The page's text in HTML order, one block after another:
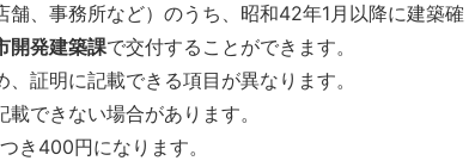
、事務所など）のうち、昭和42年1月以降に建築確
開発建築課で交付することができます。
証明に記載できる項目が異なります。
できない場合があります。
き400円になります。